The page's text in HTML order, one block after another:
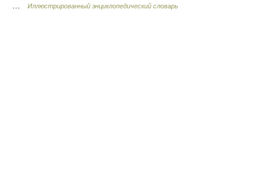
Иллюстрированный энциклопедический словарь